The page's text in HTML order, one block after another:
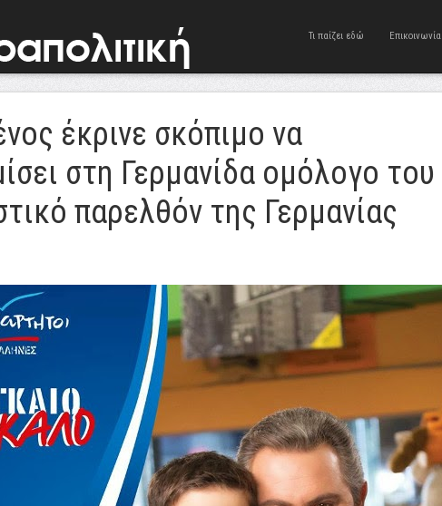
Τι παίζει εδώ Επικοινωνία
έκρινε σκόπιμο να
στη Γερμανίδα ομόλογο του
παρελθόν της Γερμανίας